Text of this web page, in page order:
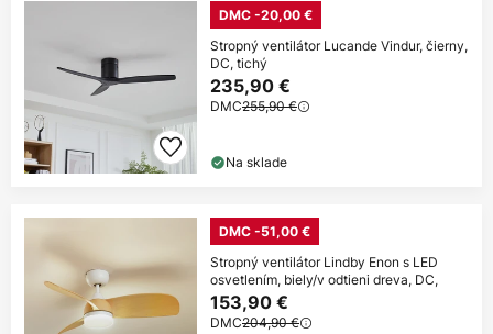
DMC -20,00 €
Stropný ventilátor Lucande Vindur, čierny,
DC, tichý
235,90 €
DMC255,90 €
Na sklade
DMC -51,00 €
Stropný ventilátor Lindby Enon s LED
osvetlením, biely/v odtieni dreva, DC,
153,90 €
DMC204,90 €